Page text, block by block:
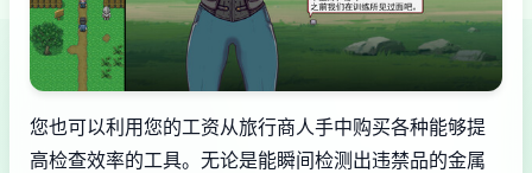
您也可以利用您的工资从旅行商人手中购买各种能够提
高检查效率的工具。无论是能瞬间检测出违禁品的金属